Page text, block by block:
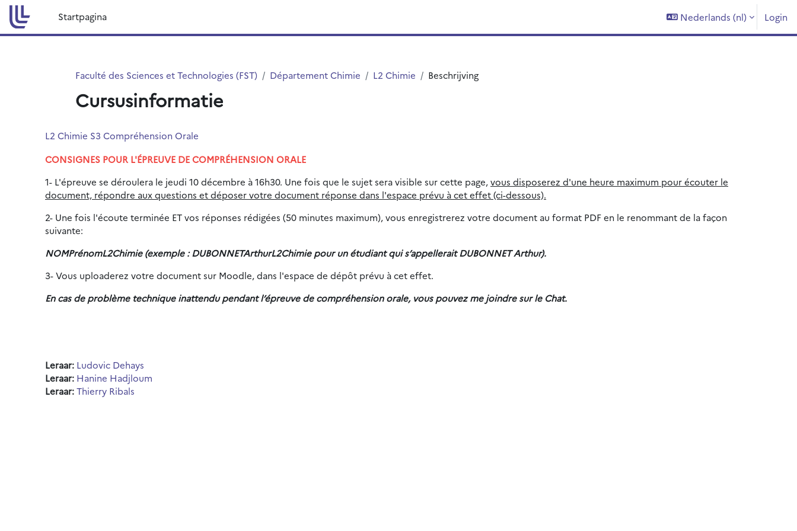
Ga naar hoofdinhoud
Startpagina
Nederlands ‎(nl)‎ Login
Faculté des Sciences et Technologies (FST) Département Chimie L2 Chimie Beschrijving
Cursusinformatie
L2 Chimie S3 Compréhension Orale
CONSIGNES POUR L'ÉPREUVE DE COMPRÉHENSION ORALE
1- L'épreuve se déroulera le jeudi 10 décembre à 16h30. Une fois que le sujet sera visible sur cette page,vous disposerez d'une heure maximum pour écouter le
document, répondre aux questions et déposer votre document réponse dans l'espace prévu à cet effet (ci-dessous).
2- Une fois l'écoute terminée ET vos réponses rédigées (50 minutes maximum), vous enregistrerez votre document au format PDF en le renommant de la façon
suivante:
NOMPrénomL2Chimie (exemple : DUBONNETArthurL2Chimie pour un étudiant qui s’appellerait DUBONNET Arthur).
3- Vous uploaderez votre document sur Moodle, dans l'espace de dépôt prévu à cet effet.
En cas de problème technique inattendu pendant l’épreuve de compréhension orale, vous pouvez me joindre sur le Chat.
Leraar: Ludovic Dehays
Leraar: Hanine Hadjloum
Leraar:Thierry Ribals